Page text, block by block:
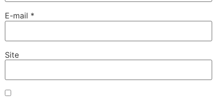
E-mail *
Site